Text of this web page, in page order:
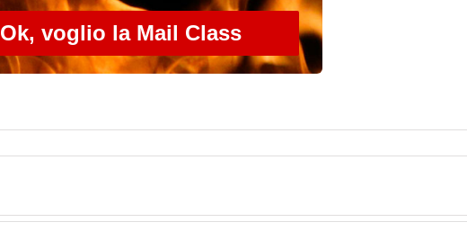
Ok, voglio la Mail Class